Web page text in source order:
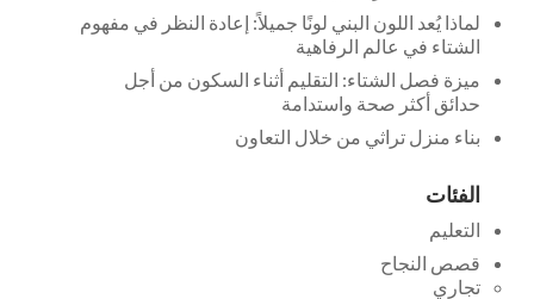
لماذا يُعد اللون البني لونًا جميلاً: إعادة النظر في مفهوم
الشتاء في عالم الرفاهية
ميزة فصل الشتاء: التقليم أثناء السكون من أجل
حدائق أكثر صحة واستدامة
بناء منزل تراثي من خلال التعاون
الفئات
التعليم
قصص النجاح
تجاري